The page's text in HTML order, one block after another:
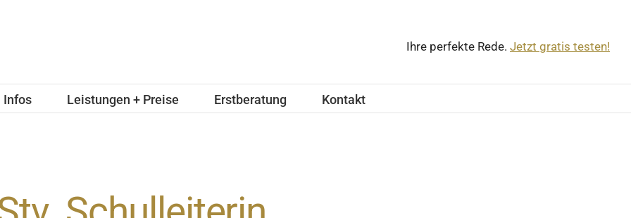
Ihre perfekte Rede. Jetzt gratis testen!
Infos Leistungen + Preise Erstberatung Kontakt